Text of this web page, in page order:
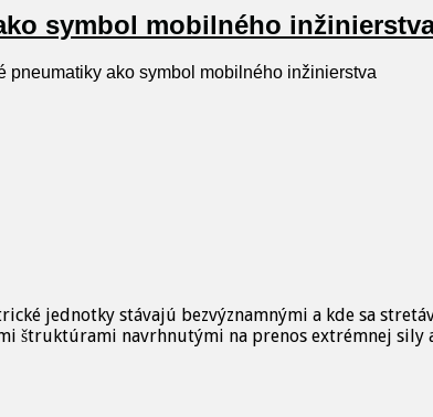
symbol mobilného
pneumatiky ako symbol mobilného inžinierstva
jednotky stávajú bezvýznamnými a kde sa
štruktúrami navrhnutými na prenos extrémnej